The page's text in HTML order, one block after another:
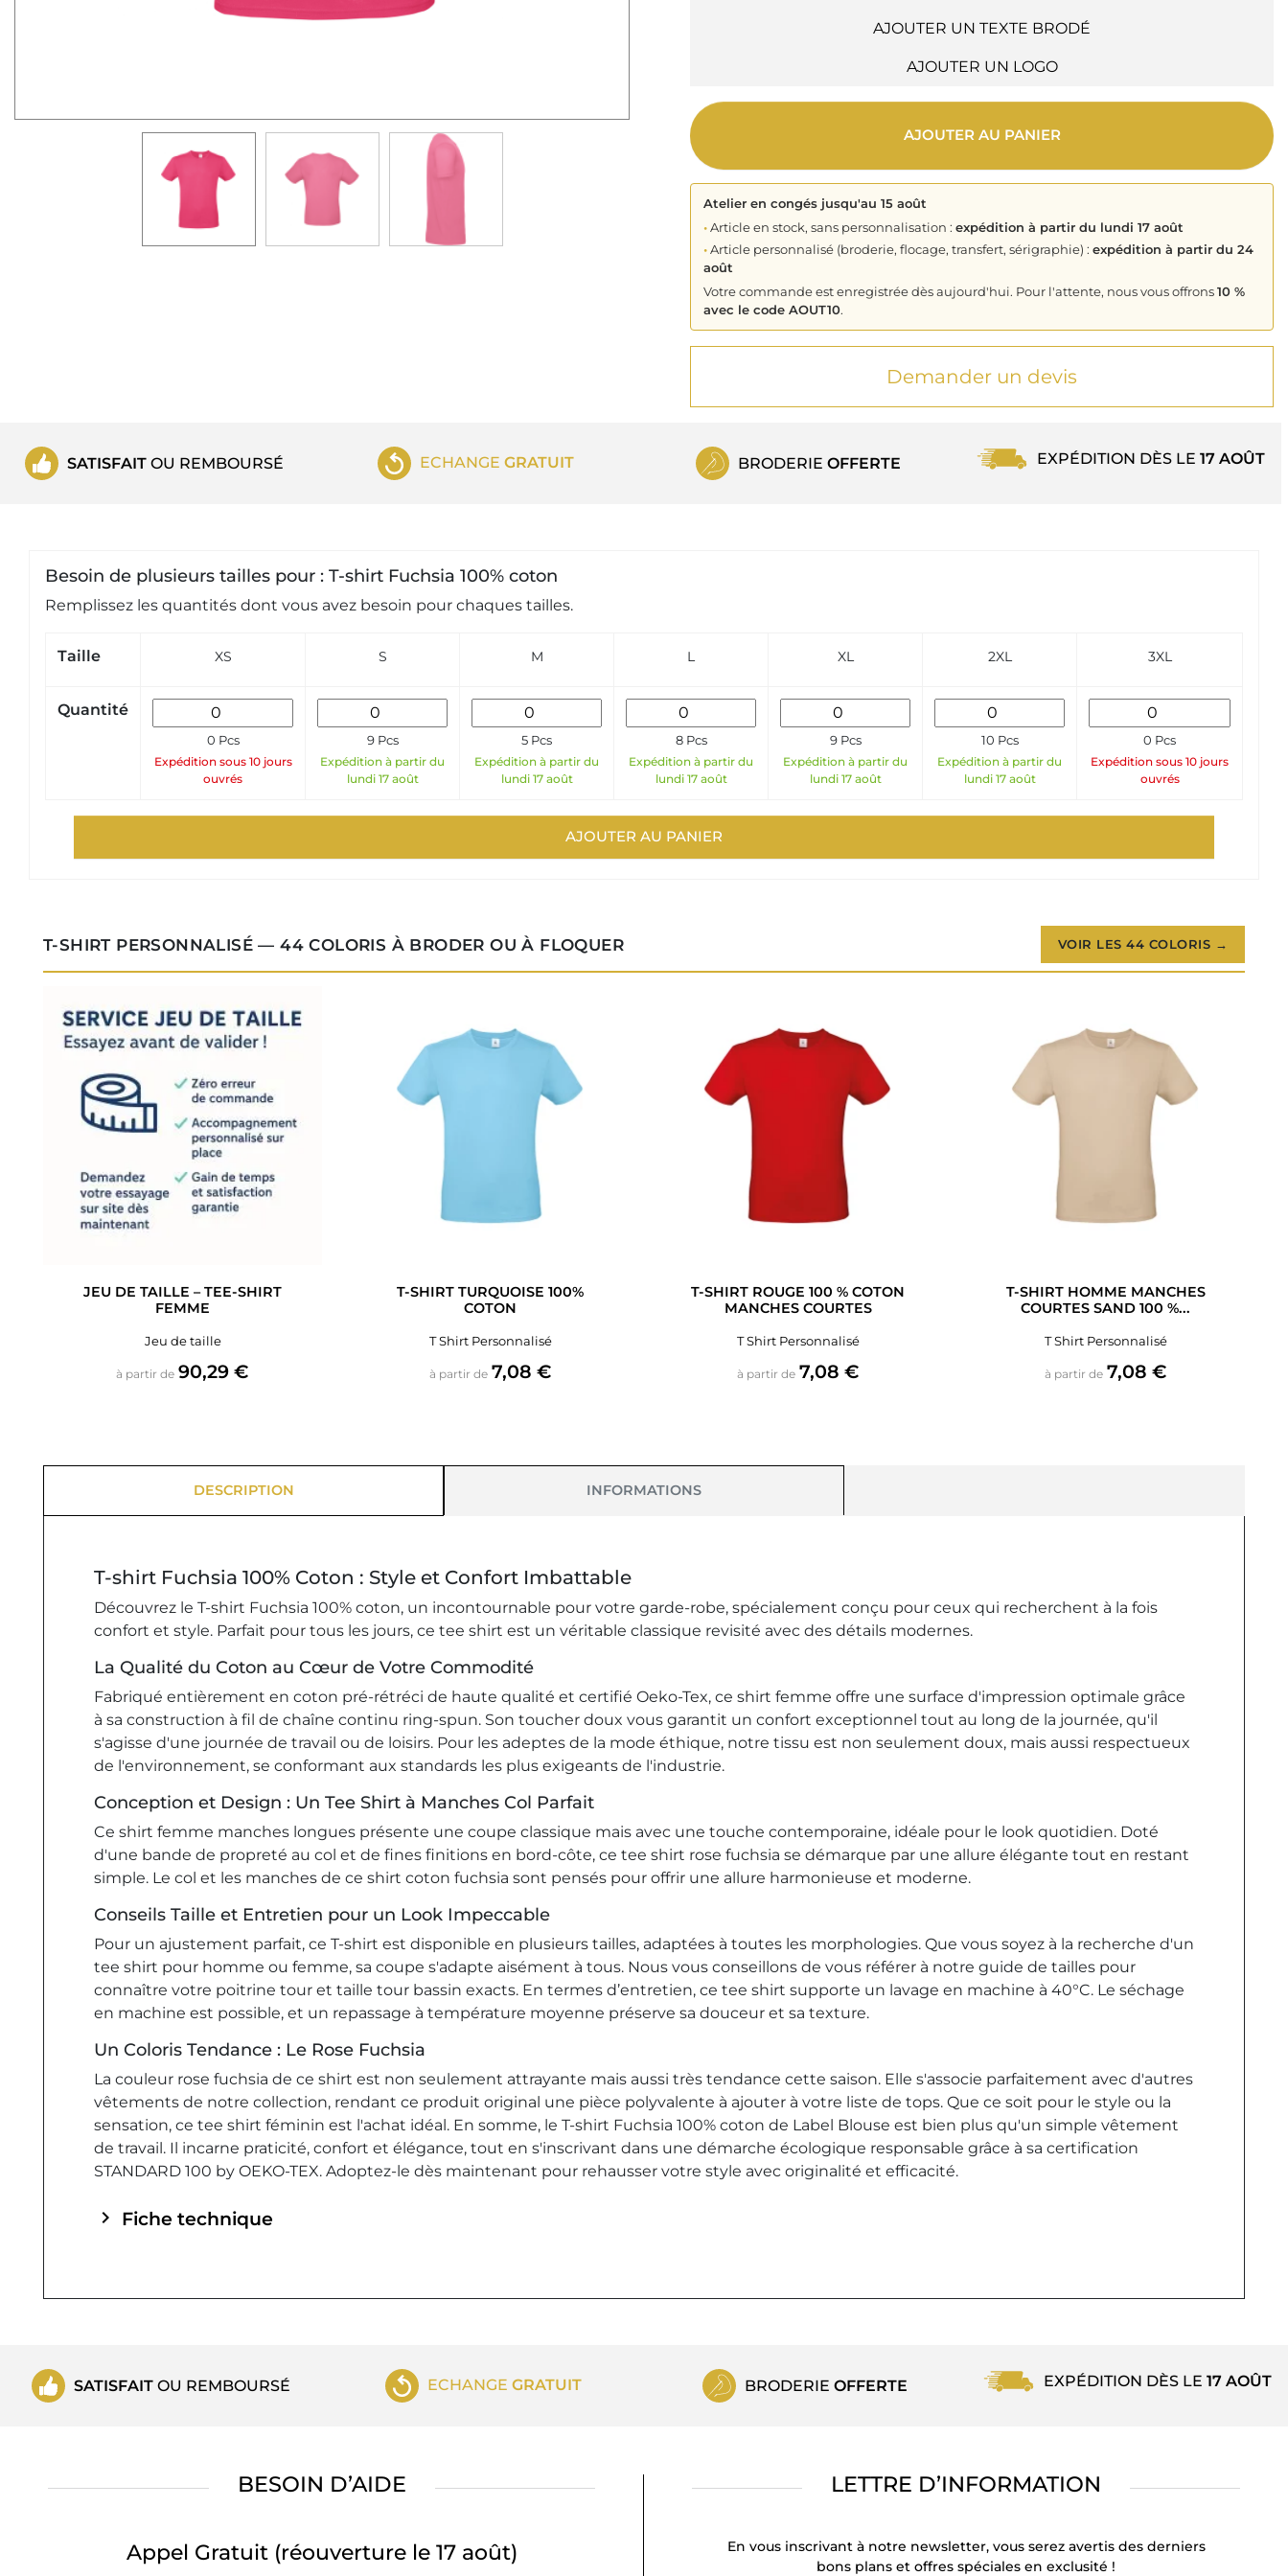
AJOUTER UN TEXTE BRODÉ
AJOUTER UN LOGO
AJOUTER AU PANIER
Atelier en congés jusqu'au 15 août
•Article en stock, sans personnalisation : expédition à partir du lundi 17 août
•Article personnalisé (broderie, flocage, transfert, sérigraphie) : expédition à partir du 24
août
Votre commande est enregistrée dès aujourd'hui. Pour l'attente, nous vous offrons10 %
avec le code AOUT10.
Demander un devis
SATISFAITOU REMBOURSÉ ECHANGEGRATUIT BRODERIE OFFERTE EXPÉDITION DÈS LE 17 AOÛT
Besoin de plusieurs tailles pour : T-shirt Fuchsia 100% coton
Remplissez les quantités dont vous avez besoin pour chaques tailles.
Taille XS S M L XL 2XL 3XL
Quantité
0 Pcs
Expédition sous 10 jours
ouvrés
9 Pcs
Expédition à partir du
lundi 17 août
5 Pcs
Expédition à partir du
lundi 17 août
8 Pcs
Expédition à partir du
lundi 17 août
9 Pcs
Expédition à partir du
lundi 17 août
10 Pcs
Expédition à partir du
lundi 17 août
0 Pcs
Expédition sous 10 jours
ouvrés
AJOUTER AU PANIER
T-SHIRT PERSONNALISÉ — 44 COLORIS À BRODER OU À FLOQUER VOIR LES 44 COLORIS →
JEU DE TAILLE – TEE-SHIRT
FEMME
Jeu de taille
à partir de Prix
90,29 €
T-SHIRT TURQUOISE 100%
COTON
T Shirt Personnalisé
à partir de Prix
7,08 €
T-SHIRT ROUGE 100 % COTON
MANCHES COURTES
T Shirt Personnalisé
à partir de Prix
7,08 €
T-SHIRT HOMME MANCHES
COURTES SAND 100 %...
T Shirt Personnalisé
à partir de Prix
7,08 €
DESCRIPTION INFORMATIONS
T-shirt Fuchsia 100% Coton : Style et Confort Imbattable
Découvrez le T-shirt Fuchsia 100% coton, un incontournable pour votre garde-robe, spécialement conçu pour ceux qui recherchent à la fois
confort et style. Parfait pour tous les jours, ce tee shirt est un véritable classique revisité avec des détails modernes.
La Qualité du Coton au Cœur de Votre Commodité
Fabriqué entièrement en coton pré-rétréci de haute qualité et certifié Oeko-Tex, ce shirt femme offre une surface d'impression optimale grâce
à sa construction à fil de chaîne continu ring-spun. Son toucher doux vous garantit un confort exceptionnel tout au long de la journée, qu'il
s'agisse d'une journée de travail ou de loisirs. Pour les adeptes de la mode éthique, notre tissu est non seulement doux, mais aussi respectueux
de l'environnement, se conformant aux standards les plus exigeants de l'industrie.
Conception et Design : Un Tee Shirt à Manches Col Parfait
Ce shirt femme manches longues présente une coupe classique mais avec une touche contemporaine, idéale pour le look quotidien. Doté
d'une bande de propreté au col et de fines finitions en bord-côte, ce tee shirt rose fuchsia se démarque par une allure élégante tout en restant
simple. Le col et les manches de ce shirt coton fuchsia sont pensés pour offrir une allure harmonieuse et moderne.
Conseils Taille et Entretien pour un Look Impeccable
Pour un ajustement parfait, ce T-shirt est disponible en plusieurs tailles, adaptées à toutes les morphologies. Que vous soyez à la recherche d'un
tee shirt pour homme ou femme, sa coupe s'adapte aisément à tous. Nous vous conseillons de vous référer à notre guide de tailles pour
connaître votre poitrine tour et taille tour bassin exacts. En termes d’entretien, ce tee shirt supporte un lavage en machine à 40°C. Le séchage
en machine est possible, et un repassage à température moyenne préserve sa douceur et sa texture.
Un Coloris Tendance : Le Rose Fuchsia
La couleur rose fuchsia de ce shirt est non seulement attrayante mais aussi très tendance cette saison. Elle s'associe parfaitement avec d'autres
vêtements de notre collection, rendant ce produit original une pièce polyvalente à ajouter à votre liste de tops. Que ce soit pour le style ou la
sensation, ce tee shirt féminin est l'achat idéal. En somme, le T-shirt Fuchsia 100% coton de Label Blouse est bien plus qu'un simple vêtement
de travail. Il incarne praticité, confort et élégance, tout en s'inscrivant dans une démarche écologique responsable grâce à sa certification
STANDARD 100 by OEKO-TEX. Adoptez-le dès maintenant pour rehausser votre style avec originalité et efficacité.
chevron_right Fiche technique
SATISFAIT OU REMBOURSÉ ECHANGE GRATUIT BRODERIE OFFERTE EXPÉDITION DÈS LE 17 AOÛT
BESOIN D’AIDE
Appel Gratuit (réouverture le 17 août)
LETTRE D’INFORMATION
En vous inscrivant à notre newsletter, vous serez avertis des derniers
bons plans et offres spéciales en exclusité !